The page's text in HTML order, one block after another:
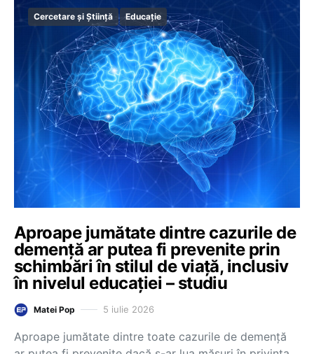
Cercetare și Știință Educație
Aproape jumătate dintre cazurile de
demență ar putea fi prevenite prin
schimbări în stilul de viață, inclusiv
în nivelul educației – studiu
Matei Pop 5 iulie 2026
Aproape jumătate dintre toate cazurile de demență